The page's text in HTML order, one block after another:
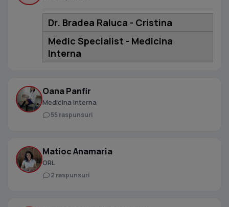
Dr. Bradea Raluca - Cristina
Medic Specialist - Medicina
Interna
Oana Panfir
Medicina interna
55 raspunsuri
Matioc Anamaria
ORL
2 raspunsuri